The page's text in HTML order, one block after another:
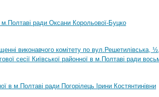
м.Полтаві ради Оксани Корольової-Буцко
виконавчого комітету по вул.Решетилівська,
сесії Київської районної в м.Полтаві ради
в м.Полтаві ради Погорілець Ірини Костянтинівни